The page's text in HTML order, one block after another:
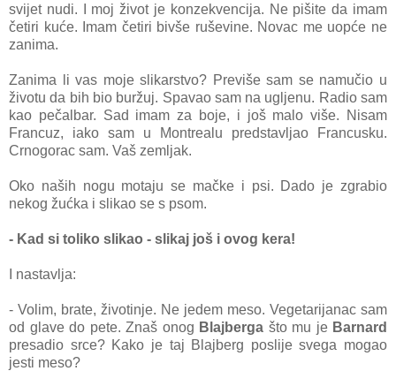
svijet nudi. I moj život je konzekvencija. Ne pišite da imam
četiri kuće. Imam četiri bivše ruševine. Novac me uopće ne
zanima.
Zanima li vas moje slikarstvo? Previše sam se namučio u
životu da bih bio buržuj. Spavao sam na ugljenu. Radio sam
kao pečalbar. Sad imam za boje, i još malo više. Nisam
Francuz, iako sam u Montrealu predstavljao Francusku.
Crnogorac sam. Vaš zemljak.
Oko naših nogu motaju se mačke i psi. Dado je zgrabio
nekog žućka i slikao se s psom.
- Kad si toliko slikao - slikaj još i ovog kera!
I nastavlja:
- Volim, brate, životinje. Ne jedem meso. Vegetarijanac sam
od glave do pete. Znaš onog Blajberga što mu je Barnard
presadio srce? Kako je taj Blajberg poslije svega mogao
jesti meso?